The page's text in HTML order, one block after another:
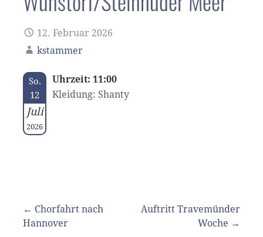
12. Februar 2026
kstammer
So.
12
Juli
2026
Uhrzeit: 11:00
Kleidung: Shanty
Beitragsnavigation
← Chorfahrt nach
Hannover
Auftritt Travemünder
Woche →